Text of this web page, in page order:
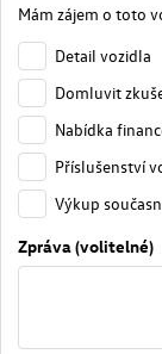
Mám zájem o toto
Detail vozidla
Domluvit
Nabídka
Příslušenství
Výkup
Zpráva (volitelné)